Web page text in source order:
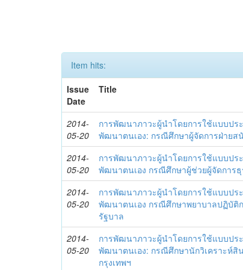
Item hits:
Issue
Date
Title
2014-
05-20
การพัฒนาภาวะผู้นำโดยการใช้แบบปร
พัฒนาตนเอง: กรณีศึกษาผู้จัดการฝ่าย
2014-
05-20
การพัฒนาภาวะผู้นำโดยการใช้แบบปร
พัฒนาตนเอง กรณีศึกษาผู้ช่วยผู้จัดการ
2014-
05-20
การพัฒนาภาวะผู้นำโดยการใช้แบบปร
พัฒนาตนเอง กรณีศึกษาพยาบาลปฏิบัติ
รัฐบาล
2014-
05-20
การพัฒนาภาวะผู้นำโดยการใช้แบบปร
พัฒนาตนเอง: กรณีศึกษานักวิเคราะห์สิ
กรุงเทพฯ